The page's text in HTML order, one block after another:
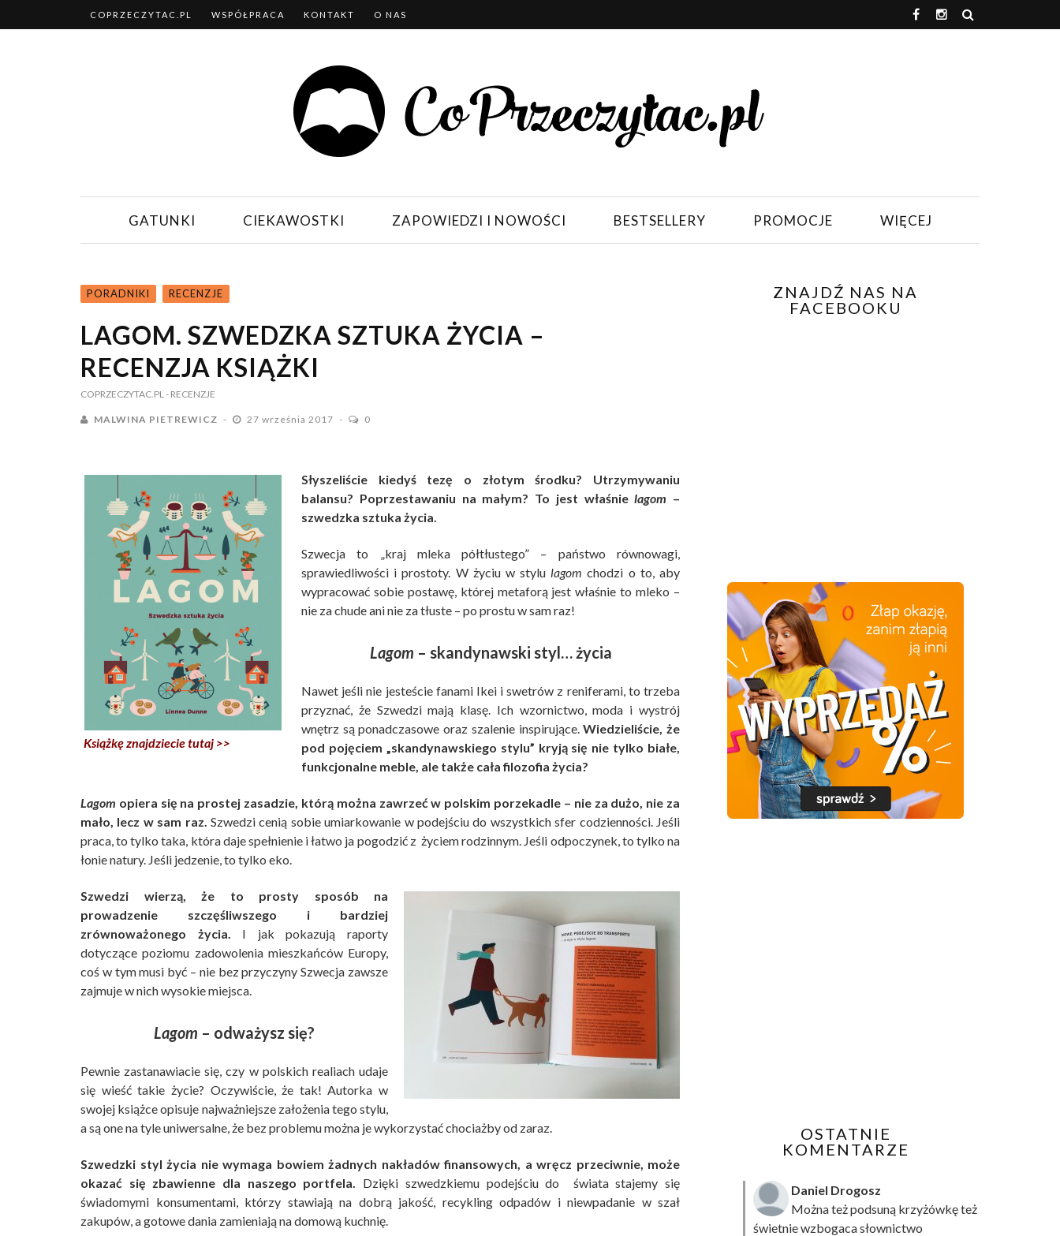
COPRZECZYTAC.PL WSPÓŁPRACA KONTAKT O NAS
GATUNKI CIEKAWOSTKI ZAPOWIEDZI I NOWOŚCI BESTSELLERY PROMOCJE WIĘCEJ
PORADNIKI RECENZJE
LAGOM. SZWEDZKA SZTUKA ŻYCIA –
RECENZJA KSIĄŻKI
COPRZECZYTAC.PL- RECENZJE
MALWINA PIETREWICZ 27 września 2017 0
Książkę znajdziecie tutaj >>
Słyszeliście kiedyś tezę o złotym środku? Utrzymywaniu
balansu? Poprzestawaniu na małym? To jest właśnielagom –
szwedzka sztuka życia.
Szwecja to „kraj mleka półtłustego” – państwo równowagi,
sprawiedliwości i prostoty. W życiu w stylu lagom chodzi o to, aby
wypracować sobie postawę, której metaforą jest właśnie to mleko –
nie za chude ani nie za tłuste – po prostu w sam raz!
Lagom – skandynawski styl… życia
Nawet jeśli nie jesteście fanami Ikei i swetrów z reniferami, to trzeba
przyznać, że Szwedzi mają klasę. Ich wzornictwo, moda i wystrój
wnętrz są ponadczasowe oraz szalenie inspirujące.Wiedzieliście, że
pod pojęciem „skandynawskiego stylu” kryją się nie tylko białe,
funkcjonalne meble, ale także cała filozofia życia?
Lagom opiera się na prostej zasadzie, którą można zawrzeć w polskim porzekadle – nie za dużo, nie za
mało, lecz w sam raz. Szwedzi cenią sobie umiarkowanie w podejściu do wszystkich sfer codzienności. Jeśli
praca, to tylko taka, która daje spełnienie i łatwo ja pogodzić z życiem rodzinnym. Jeśli odpoczynek, to tylko na
łonie natury. Jeśli jedzenie, to tylko eko.
Szwedzi wierzą, że to prosty sposób na
prowadzenie szczęśliwszego i bardziej
zrównoważonego życia. I jak pokazują raporty
dotyczące poziomu zadowolenia mieszkańców Europy,
coś w tym musi być – nie bez przyczyny Szwecja zawsze
zajmuje w nich wysokie miejsca.
Lagom – odważysz się?
Pewnie zastanawiacie się, czy w polskich realiach udaje
się wieść takie życie? Oczywiście, że tak! Autorka w
swojej książce opisuje najważniejsze założenia tego stylu,
a są one na tyle uniwersalne, że bez problemu można je wykorzystać chociażby od zaraz.
Szwedzki styl życia nie wymaga bowiem żadnych nakładów finansowych, a wręcz przeciwnie, może
okazać się zbawienne dla naszego portfela. Dzięki szwedzkiemu podejściu do świata stajemy się
świadomymi konsumentami, którzy stawiają na dobrą jakość, recykling odpadów i niewpadanie w szał
zakupów, a gotowe dania zamieniają na domową kuchnię.
ZNAJDŹ NAS NA
FACEBOOKU
OSTATNIE
KOMENTARZE
Daniel Drogosz
Można też podsuną krzyżówkęteż
świetnie wzbogaca słownictwo